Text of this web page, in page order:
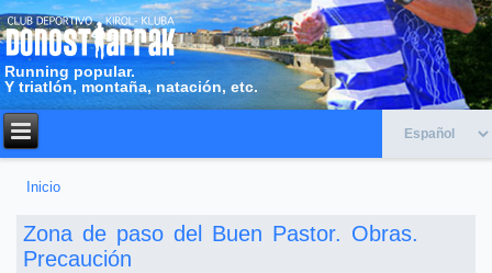
Running popular.
Y triatlón, montaña, natación, etc.
Inicio
Zona de paso del Buen Pastor. Obras.
Precaución